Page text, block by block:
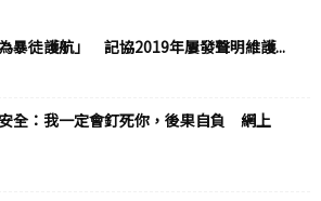
暴徒護航」 記協2019年屢發聲明維護...
全：我一定會釘死你，後果自負 網上